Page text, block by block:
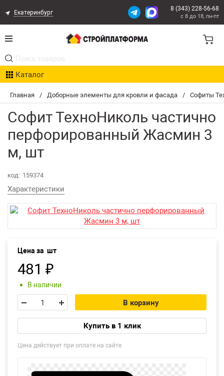
Главная / Доборные элементы для кровли и фасада / Софиты
Софит ТехноНиколь частично
перфорированный Жасмин 3
м, шт
код: 159374
Характеристики
Цена за шт
481 ₽
В наличии
В корзину
Купить в 1 клик
Цена действует при оплате на сайте
Екатеринбург
8 (343) 228-56-68
с 8 до 18, пн-пт
Каталог
Акции
Расчет доставки
Организациям
Опыт поставок
Статьи
Контакты
Екатеринбург